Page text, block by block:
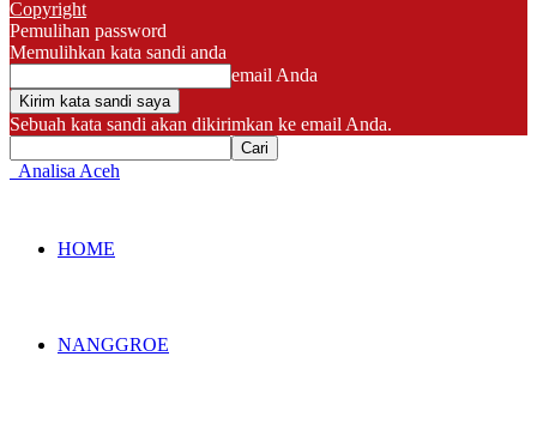
Copyright
Pemulihan password
Memulihkan kata sandi anda
email Anda
Sebuah kata sandi akan dikirimkan ke email Anda.
Analisa Aceh
HOME
NANGGROE